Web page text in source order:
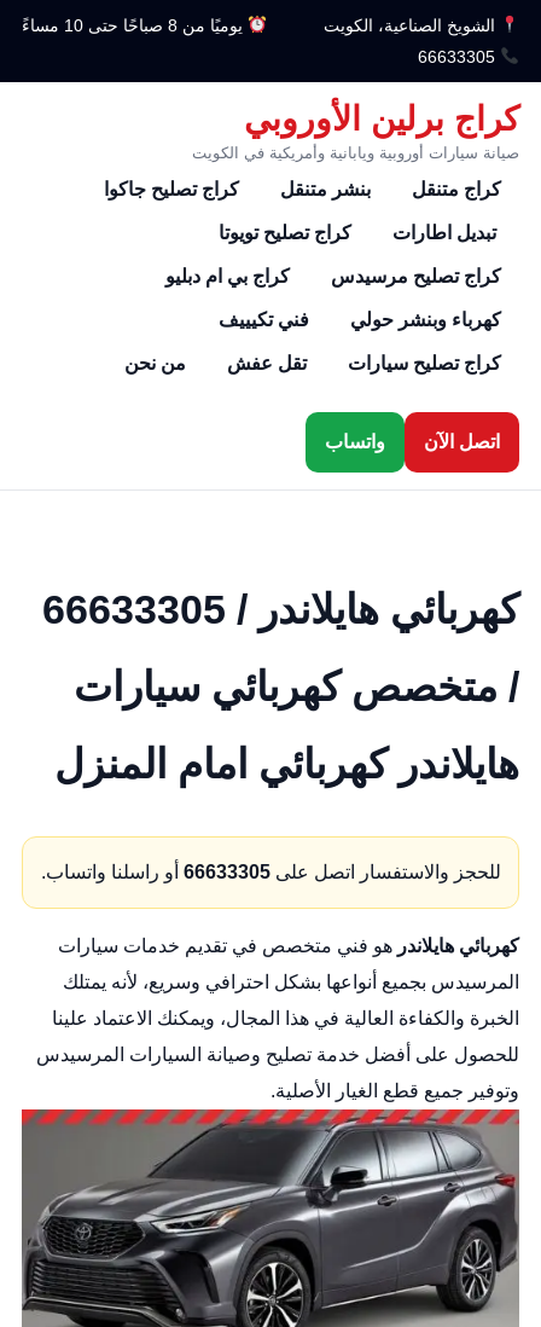
الشويخ الصناعية، الكويت
يوميًا من 8 صباحًا حتى 10 مساءً
66633305
كراج برلين الأوروبي
صيانة سيارات أوروبية ويابانية وأمريكية في الكويت
كراج متنقل بنشر متنقل كراج تصليح جاكوا
تبديل اطارات كراج تصليح تويوتا
كراج تصليح مرسيدس كراج بي ام دبليو
كهرباء وبنشر حولي فني تكيييف
كراج تصليح سيارات تقل عفش من نحن
اتصل الآن واتساب
كهربائي هايلاندر / 66633305
/ متخصص كهربائي سيارات
هايلاندر كهربائي امام المنزل
للحجز والاستفسار اتصل على 66633305أو راسلنا واتساب.
كهربائي هايلاندر هو فني متخصص في تقديم خدمات سيارات
المرسيدس بجميع أنواعها بشكل احترافي وسريع، لأنه يمتلك
الخبرة والكفاءة العالية في هذا المجال، ويمكنك الاعتماد علينا
للحصول على أفضل خدمة تصليح وصيانة السيارات المرسيدس
وتوفير جميع قطع الغيار الأصلية.